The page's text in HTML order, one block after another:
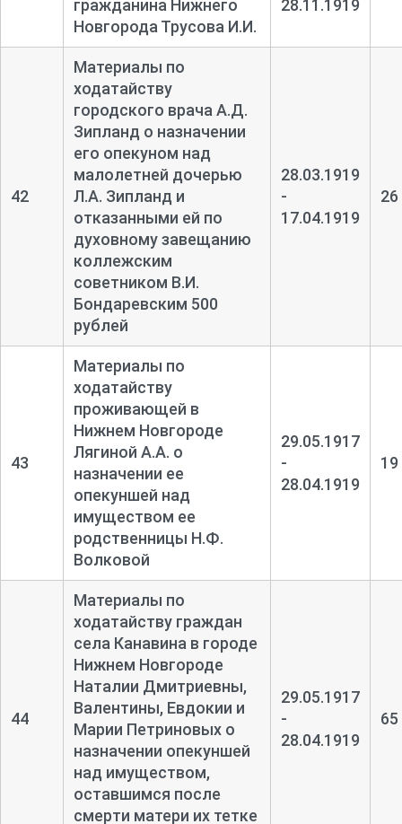
гражданина Нижнего
Новгорода Трусова И.И.
28.11.1919
42
Материалы по
ходатайству
городского врача А.Д.
Зипланд о назначении
его опекуном над
малолетней дочерью
Л.А. Зипланд и
отказанными ей по
духовному завещанию
коллежским
советником В.И.
Бондаревским 500
рублей
28.03.1919
-
17.04.1919
26
43
Материалы по
ходатайству
проживающей в
Нижнем Новгороде
Лягиной А.А. о
назначении ее
опекуншей над
имуществом ее
родственницы Н.Ф.
Волковой
29.05.1917
-
28.04.1919
19
44
Материалы по
ходатайству граждан
села Канавина в городе
Нижнем Новгороде
Наталии Дмитриевны,
Валентины, Евдокии и
Марии Петриновых о
назначении опекуншей
над имуществом,
оставшимся после
смерти матери их тетке
29.05.1917
-
28.04.1919
65